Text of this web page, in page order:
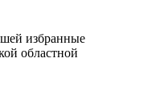
избранные
областной